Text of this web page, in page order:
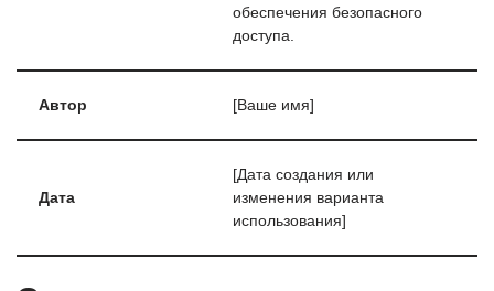
обеспечения безопасного
доступа.
Автор [Ваше имя]
Дата
[Дата создания или
изменения варианта
использования]